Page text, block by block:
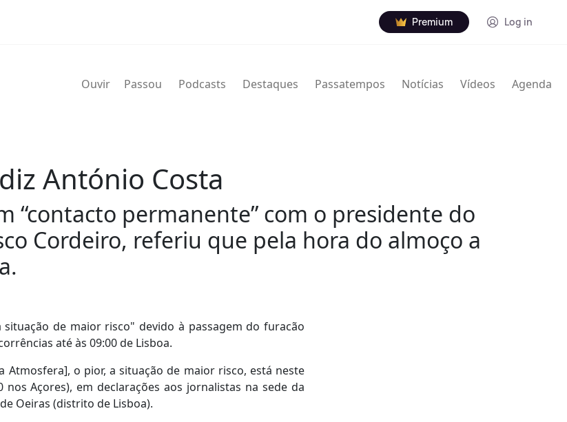
Premium Log in
Ouvir Passou Podcasts Destaques Passatempos Notícias Vídeos Agenda
António Costa
“contacto permanente” com o presidente do
Cordeiro, referiu que pela hora do almoço a
de maior risco" devido à passagem do furacão
até às 09:00 de Lisboa.
o pior, a situação de maior risco, está neste
Açores), em declarações aos jornalistas na sede da
Oeiras (distrito de Lisboa).